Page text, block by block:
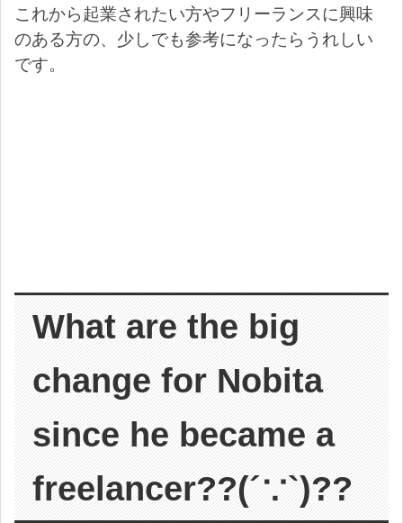
これから起業されたい方やフリーランスに興味
のある方の、少しでも参考になったらうれしい
です。
What are the big
change for Nobita
since he became a
freelancer??(´∵`)??